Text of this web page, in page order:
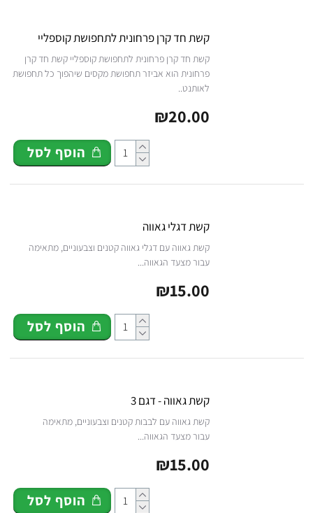
קשת חד קרן פרחונית לתחפושת קוספליי
קשת חד קרן פרחונית לתחפושת קוספליי קשת חד קרן
פרחונית הוא אביזר תחפושת מקסים שיהפוך כל תחפושת
לאותנט..
₪20.00
הוסף לסל
קשת דגלי גאווה
קשת גאווה עם דגלי גאווה קטנים וצבעוניים, מתאימה
עבור מצעד הגאווה...
₪15.00
הוסף לסל
קשת גאווה - דגם 3
קשת גאווה עם לבבות קטנים וצבעוניים, מתאימה
עבור מצעד הגאווה...
₪15.00
הוסף לסל